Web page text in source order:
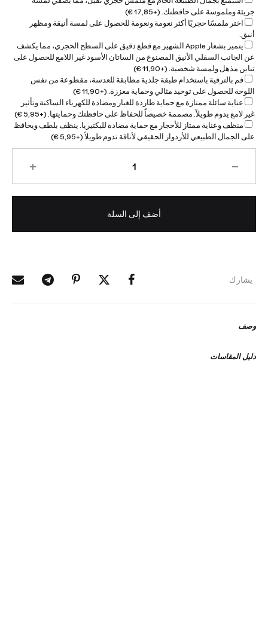
جريئة وملموسة على حافظتك.(+
17,85
€
)
اختر ملمسًا حجريًا أكثر نعومة ونعومة للحصول على لمسة أنيقة ومظهر
أنيق.
يتميز بشعار Apple الشهير مع قطع دقيق على السطح الحجري، مما يكشف
عن الجانب السفلي الأنيق المصنوع من الساتان الأسود غير اللامع للحصول على
تباين مذهل ولمسة شخصية.(+
11,90
€
)
قم بالترقية باستخدام طبقة جلدية مطابقة للعدسة، مقطوعة من نفس
اللوحة للحصول على توحيد مثالي وحماية معززة.(+
11,90
€
)
عناية سائلة ممتازة مع حماية طاردة للغبار ومضادة للكهرباء الساكنة وتأثير
غير لامع يدوم طويلاً. مصممة خصيصاً للحفاظ على حافظتك وحمايتها.(+
5,95
€
)
منظف وعناية ممتاز للأحجار مع حماية مضادة للبكتيريا. ينظف بلطف ويحافظ
على الجمال الطبيعي للأردواز الحقيقي لأناقة تدوم طويلاً(+
5,95
€
)
أضف إلى السلة
يشارك
وصف
دليل المقاسات